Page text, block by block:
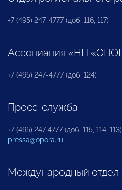
+7 (495) 247-4777 (доб. 116, 117)
Ассоциация «НП
+7 (495) 247-4777 (доб. 124)
Пресс-служба
+7 (495) 247 4777 (доб. 115, 114, 113)
pressa@opora.ru
Международный